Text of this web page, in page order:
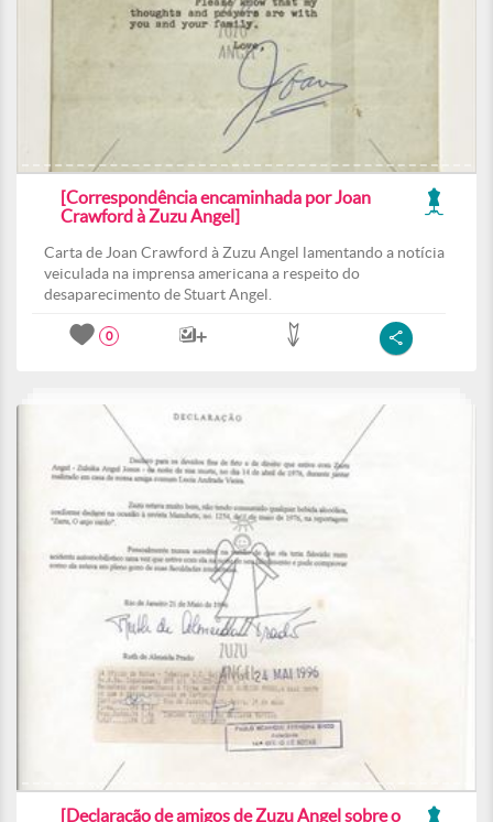
[Correspondência encaminhada por Joan
Crawford à Zuzu Angel]
Carta de Joan Crawford à Zuzu Angel lamentando a notícia
veiculada na imprensa americana a respeito do
desaparecimento de Stuart Angel.
0
[Declaração de amigos de Zuzu Angel sobre o